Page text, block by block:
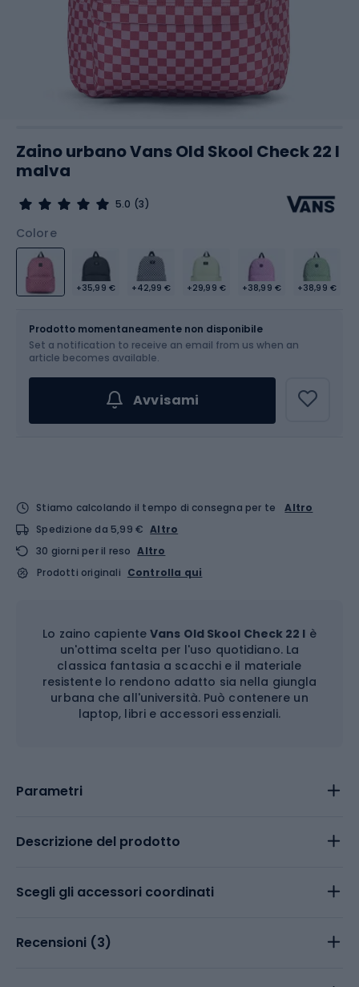
Zaino urbano Vans Old Skool Check 22 l
malva
5.0 (3)
Colore
+35,99 € +42,99 € +29,99 € +38,99 € +38,99 €
Prodotto momentaneamente non disponibile
Set a notification to receive an email from us when an
article becomes available.
Avvisami
Stiamo calcolando il tempo di consegna per te
Altro
Spedizione da 5,99 € Altro
30 giorni per il reso Altro
Prodotti originali Controlla qui
Lo zaino capienteVans Old Skool Check 22 l è
un'ottima scelta per l'uso quotidiano. La
classica fantasia a scacchi e il materiale
resistente lo rendono adatto sia nella giungla
urbana che all'università. Può contenere un
laptop, libri e accessori essenziali.
Parametri
Descrizione del prodotto
Scegli gli accessori coordinati
Recensioni (3)